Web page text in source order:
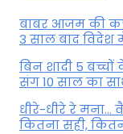
बाबर आजम की
3 साल बाद विदेश
बिन शादी 5 बच्चों
संग 10 साल का
धीरे-धीरे रे मना…
कितना सही,